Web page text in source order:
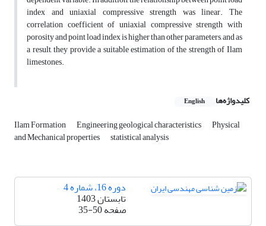
index and uniaxial compressive strength was linear. The
correlation coefficient of uniaxial compressive strength with
porosity and point load index is higher than other parameters, and as
a result, they provide a suitable estimation of the strength of Ilam
limestones.
کلیدواژه‌ها English
Ilam Formation Engineering geological characteristics Physical
and Mechanical properties statistical analysis
دوره 16، شماره 4
تابستان 1403
صفحه35-50